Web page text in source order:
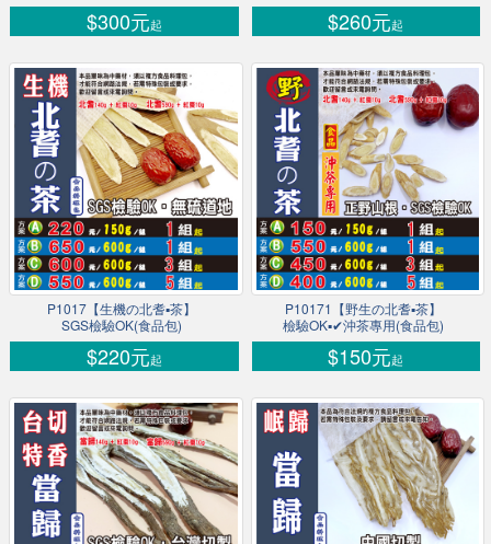
$300元起 $260元起
P1017【生機の北耆▪茶】
SGS檢驗OK(食品包)
$220元起
P10171【野生の北耆▪茶】
檢驗OK▪✔沖茶專用(食品包)
$150元起